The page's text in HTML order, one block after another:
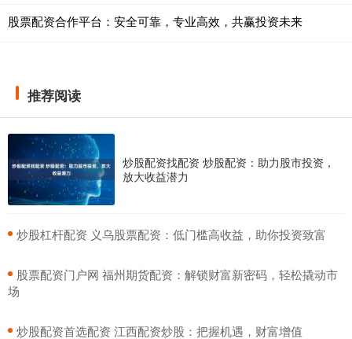
股票配资合作平台：安全可靠，专业高效，共赢投资未来
推荐阅读
炒股配资找配资 炒股配资：助力股市投资，
放大收益潜力
​炒股杠杆配资 义乌股票配资：低门槛高收益，助你投资致富
​股票配资门户网 福州期货配资：解锁财富新密码，轻松撬动市
场
​炒股配资首选配资 江西配资炒股：把握机遇，财富增值